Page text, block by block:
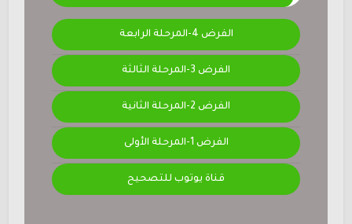
الفرض 4-المرحلة الرابعة
الفرض 3-المرحلة الثالثة
الفرض 2-المرحلة الثانية
الفرض 1-المرحلة الأولى
قناة يوتوب للتصحيح